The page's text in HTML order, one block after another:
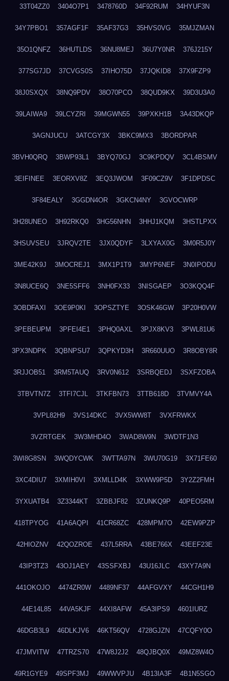
33T04ZZ0 3404O7P1 3478760D 34F92RUM 34HYUF3N
34Y7PBO1 357AGF1F 35AF37G3 35HVS0VG 35MJZMAN
35O1QNFZ 36HUTLDS 36NU8MEJ 36U7Y0NR 376J215Y
377SG7JD 37CVGS0S 37IHO75D 37JQKID8 37X9FZP9
38J0SXQX 38NQ9PDV 38O70PCO 38QUD9KX 39D3U3A0
39LAIWA9 39LCYZRI 39MGWN55 39PXKH1B 3A43DKQP
3AGNJUCU 3ATCGY3X 3BKC9MX3 3BORDPAR
3BVH0QRQ 3BWP93L1 3BYQ70GJ 3C9KPDQV 3CL4BSMV
3EIFINEE 3EORXV8Z 3EQ3JWOM 3F09CZ9V 3F1DPDSC
3F84EALY 3GGDN4OR 3GKCN4NY 3GVOCWRP
3H28UNEO 3H92RKQ0 3HG56NHN 3HHJ1KQM 3HSTLPXX
3HSUVSEU 3JRQV2TE 3JX0QDYF 3LXYAX0G 3M0R5J0Y
3ME42K9J 3MOCREJ1 3MX1P1T9 3MYP6NEF 3N0IPODU
3N8UCE6Q 3NE5SFF6 3NH0FX33 3NISGAEP 3O3KQQ4F
3OBDFAXI 3OE9P0KI 3OPSZTYE 3OSK46GW 3P20H0VW
3PEBEUPM 3PFEI4E1 3PHQ0AXL 3PJX8KV3 3PWL81U6
3PX3NDPK 3QBNPSU7 3QPKYD3H 3R660UUO 3R8OBY8R
3RJJOB51 3RM5TAUQ 3RV0N612 3SRBQEDJ 3SXFZOBA
3TBVTN7Z 3TFI7CJL 3TKFBN73 3TTB618D 3TVMVY4A
3VPL82H9 3VS14DKC 3VX5WW8T 3VXFRWKX
3VZRTGEK 3W3MHD4O 3WAD8W9N 3WDTF1N3
3WI8G8SN 3WQDYCWK 3WTTA97N 3WU70G19 3X71FE60
3XC4DIU7 3XMIH0VI 3XMLLD4K 3XWW9P5D 3Y2Z2FMH
3YXUATB4 3Z3344KT 3ZBBJF82 3ZUNKQ9P 40PEO5RM
418TPYOG 41A6AQPI 41CR68ZC 428MPM7O 42EW9PZP
42HIOZNV 42QOZROE 437L5RRA 43BE766X 43EEF23E
43IP3TZ3 43OJ1AEY 43SSFXBJ 43U16JLC 43XY7A9N
441OKOJO 4474ZR0W 4489NF37 44AFGVXY 44CGH1H9
44E14L85 44VA5KJF 44XI8AFW 45A3IPS9 4601IURZ
46DGB3L9 46DLKJV6 46KT56QV 4728GJZN 47CQFY0O
47JMVITW 47TRZS70 47W8J2J2 48QJBQ0X 49MZ8W4O
49R1GYE9 49SPF3MJ 49WWVPJU 4B13IA3F 4B1N5SGO